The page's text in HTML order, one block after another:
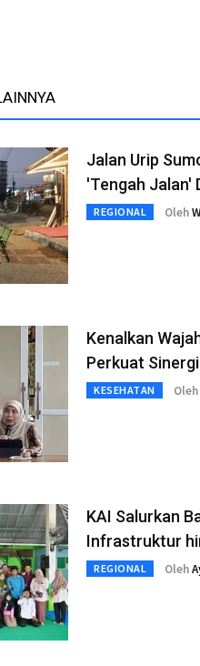
Jalan Urip
'Tengah Jalan'
REGIONAL Oleh
Kenalkan
Perkuat
KESEHATAN Oleh
KAI Salurkan
Infrastruktur
REGIONAL Oleh